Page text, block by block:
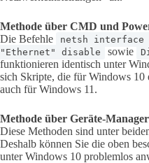
Methode über CMD und
Die Befehle
netsh
"Ethernet" disable
sowie
funktionieren identisch unter
sich Skripte, die für Windows 10
auch für Windows 11.
Methode über Geräte-
Diese Methoden sind unter
Deshalb können Sie die oben
unter Windows 10 problemlos